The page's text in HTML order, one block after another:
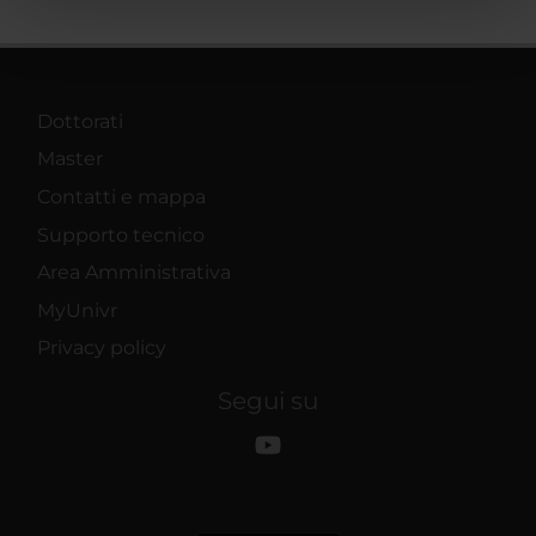
con altre informazioni che hai fornito loro o che hanno
Dottorati
Master
Contatti e mappa
Supporto tecnico
Area Amministrativa
MyUnivr
Privacy policy
Segui su